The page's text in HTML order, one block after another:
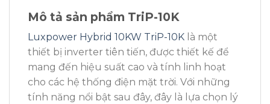
Mô tả sản phẩm TriP-10K
Luxpower Hybrid 10KW TriP-10K là một
thiết bị inverter tiên tiến, được thiết kế để
mang đến hiệu suất cao và tính linh hoạt
cho các hệ thống điện mặt trời. Với những
tính năng nổi bật sau đây, đây là lựa chọn lý